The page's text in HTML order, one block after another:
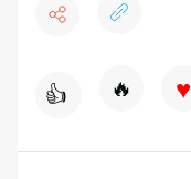
👍 🔥 ♥